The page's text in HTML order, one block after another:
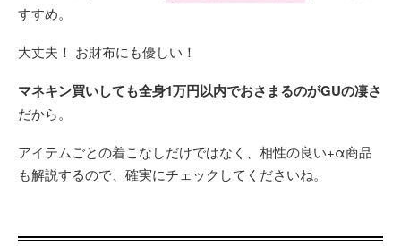
すすめ。
大丈夫！ お財布にも優しい！
マネキン買いしても全身1万円以内でおさまるのがGUの凄さ
だから。
アイテムごとの着こなしだけではなく、相性の良い+α商品
も解説するので、確実にチェックしてくださいね。